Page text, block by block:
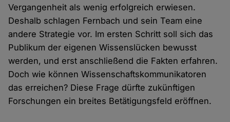
Vergangenheit als wenig erfolgreich erwiesen.
Deshalb schlagen Fernbach und sein Team eine
andere Strategie vor. Im ersten Schritt soll sich das
Publikum der eigenen Wissenslücken bewusst
werden, und erst anschließend die Fakten erfahren.
Doch wie können Wissenschaftskommunikatoren
das erreichen? Diese Frage dürfte zukünftigen
Forschungen ein breites Betätigungsfeld eröffnen.